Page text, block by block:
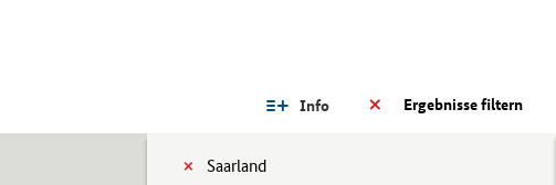
Ergebnisse filtern
Info
Saarland